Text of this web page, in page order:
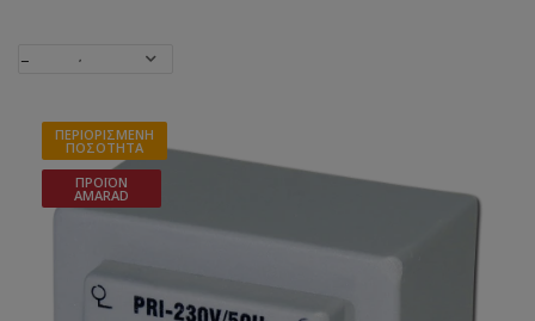
ΠΕΡΙΟΡΙΣΜΈΝΗ
ΠΟΣΌΤΗΤΑ
ΠΡΟΪΌΝ
AMARAD